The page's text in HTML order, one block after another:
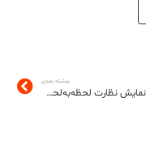
نوشته بعدی
کوویدـ۱۹: نمایش نظارت لحظه‌به‌لحظه